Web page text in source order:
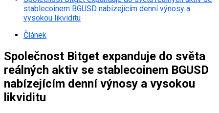
stablecoinem BGUSD nabízejícím denní výnosy a
vysokou likviditu
Článek
Společnost Bitget expanduje do světa
reálných aktiv se stablecoinem BGUSD
nabízejícím denní výnosy a vysokou
likviditu